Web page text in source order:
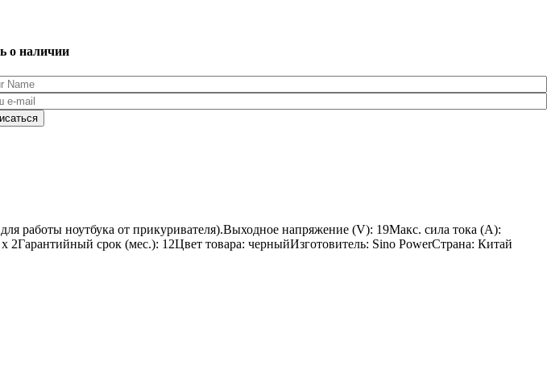
о наличии
работы ноутбука от прикуривателя).Выходное напряжение (V): 19Макс. сила тока (A):
срок (мес.): 12Цвет товара: черныйИзготовитель: Sino PowerСтрана: Китай